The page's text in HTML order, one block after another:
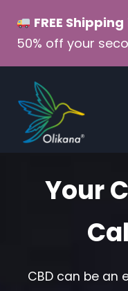
content
FREE Shipping
50% off your
Your
CBD can be an